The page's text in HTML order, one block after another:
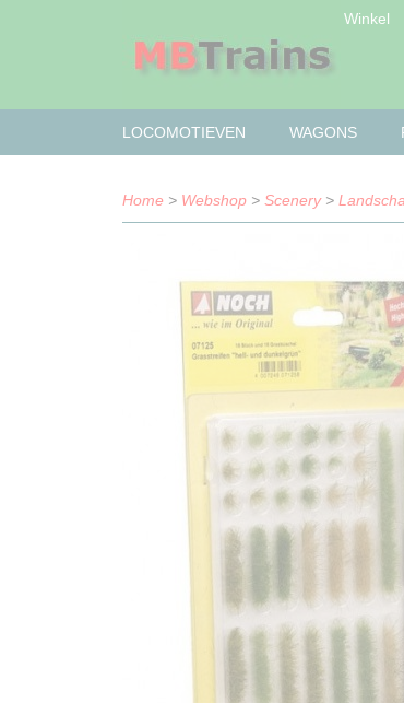
Winkel
LOCOMOTIEVEN WAGONS
Home > Webshop > Scenery>